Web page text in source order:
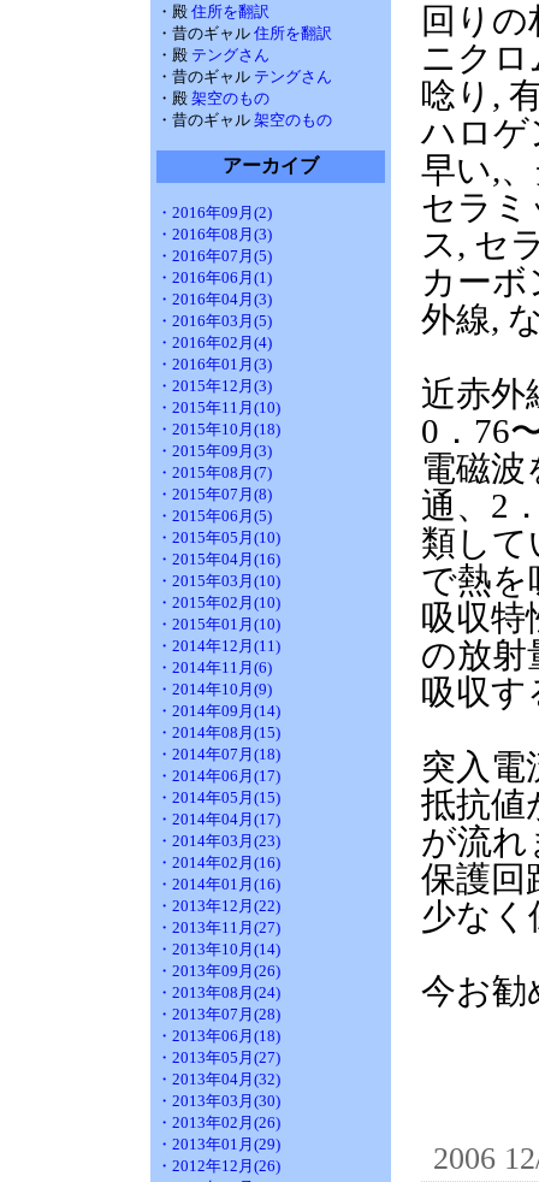
・殿 住所を翻訳
・昔のギャル 住所を翻訳
・殿 テングさん
・昔のギャル テングさん
・殿 架空のもの
・昔のギャル 架空のもの
アーカイブ
・2016年09月(2)
・2016年08月(3)
・2016年07月(5)
・2016年06月(1)
・2016年04月(3)
・2016年03月(5)
・2016年02月(4)
・2016年01月(3)
・2015年12月(3)
・2015年11月(10)
・2015年10月(18)
・2015年09月(3)
・2015年08月(7)
・2015年07月(8)
・2015年06月(5)
・2015年05月(10)
・2015年04月(16)
・2015年03月(10)
・2015年02月(10)
・2015年01月(10)
・2014年12月(11)
・2014年11月(6)
・2014年10月(9)
・2014年09月(14)
・2014年08月(15)
・2014年07月(18)
・2014年06月(17)
・2014年05月(15)
・2014年04月(17)
・2014年03月(23)
・2014年02月(16)
・2014年01月(16)
・2013年12月(22)
・2013年11月(27)
・2013年10月(14)
・2013年09月(26)
・2013年08月(24)
・2013年07月(28)
・2013年06月(18)
・2013年05月(27)
・2013年04月(32)
・2013年03月(30)
・2013年02月(26)
・2013年01月(29)
・2012年12月(26)
回りの
ニクロ
唸り,
ハロゲ
早い,
セラミ
ス, セ
カーボ
外線,
近赤外
0．76
電磁
通、2
類して
で熱を
吸収特
の放射
吸収す
突入電
抵抗値
が流れ
保護回
少なく
今お勧
2006